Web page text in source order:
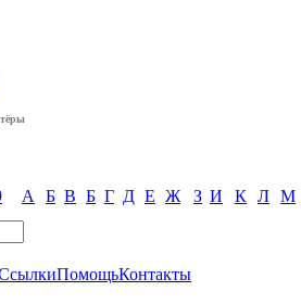
А Б В Б Г Д Е Ж З И К Л М
ПомощьКонтакты